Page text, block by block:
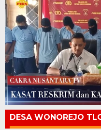
DESA WONOREJO